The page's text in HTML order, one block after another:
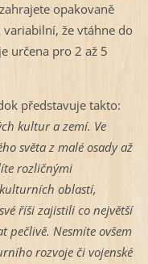
opakovaně
že vtáhne do
určena pro 2 až 5
představuje takto:
kultur a zemí. Ve
světa z malé osady až
rozličnými
oblastí,
říši zajistili co největší
pečlivě. Nesmíte ovšem
rozvoje či vojenské